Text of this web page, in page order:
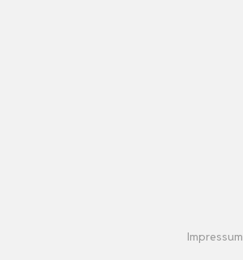
Impressum